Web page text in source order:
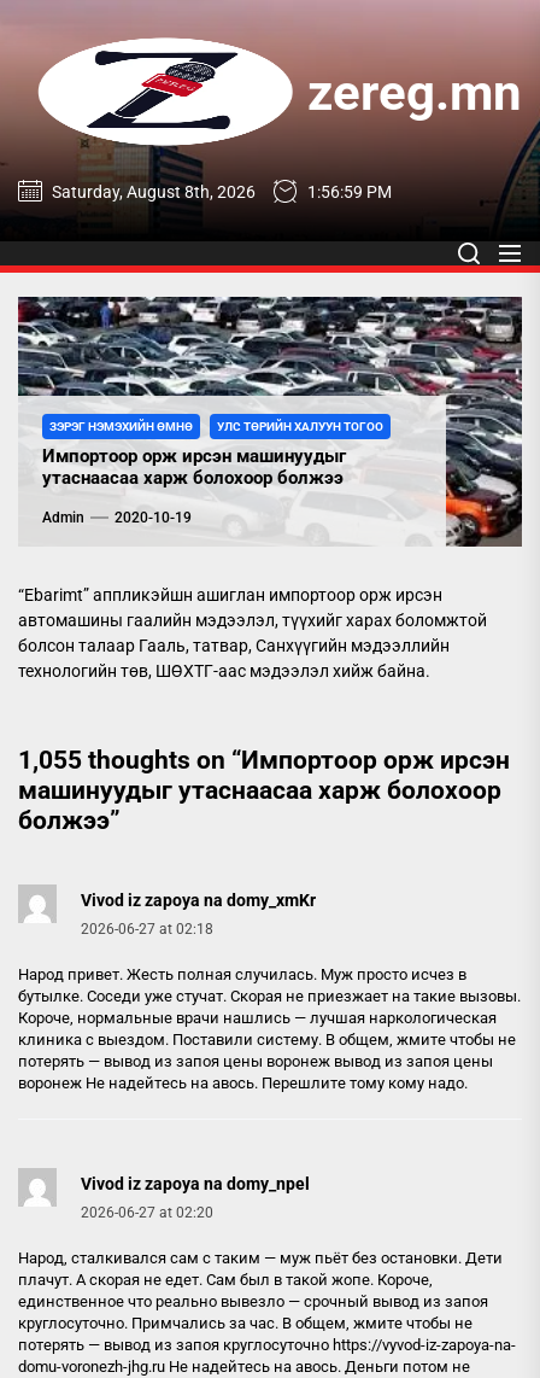
content
zereg.mn
zereg.mn
Saturday, August 8th, 2026 1:57:00 PM
ЗЭРЭГ НЭМЭХИЙН ӨМНӨ УЛС ТӨРИЙН ХАЛУУН ТОГОО
Импортоор орж ирсэн машинуудыг
утаснаасаа харж болохоор болжээ
Admin 2020-10-19
“Ebarimt” аппликэйшн ашиглан импортоор орж ирсэн
автомашины гаалийн мэдээлэл, түүхийг харах боломжтой
болсон талаар Гааль, татвар, Санхүүгийн мэдээллийн
технологийн төв, ШӨХТГ-аас мэдээлэл хийж байна.
1,055 thoughts on “Импортоор орж ирсэн
машинуудыг утаснаасаа харж болохоор
болжээ”
Vivod iz zapoya na domy_xmKr
2026-06-27 at 02:18
Народ привет. Жесть полная случилась. Муж просто исчез в
бутылке. Соседи уже стучат. Скорая не приезжает на такие вызовы.
Короче, нормальные врачи нашлись — лучшая наркологическая
клиника с выездом. Поставили систему. В общем, жмите чтобы не
потерять — вывод из запоя цены воронеж вывод из запоя цены
воронеж Не надейтесь на авось. Перешлите тому кому надо.
Vivod iz zapoya na domy_npel
2026-06-27 at 02:20
Народ, сталкивался сам с таким — муж пьёт без остановки. Дети
плачут. А скорая не едет. Сам был в такой жопе. Короче,
единственное что реально вывезло — срочный вывод из запоя
круглосуточно. Примчались за час. В общем, жмите чтобы не
потерять — вывод из запоя круглосуточно https://vyvod-iz-zapoya-na-
domu-voronezh-jhg.ru Не надейтесь на авось. Деньги потом не